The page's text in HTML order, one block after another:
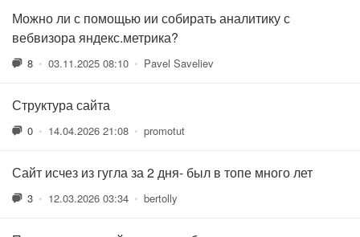
Можно ли с помощью ии собирать аналитику с
вебвизора яндекс.метрика?
8 • 03.11.2025 08:10 • Pavel Saveliev
Структура сайта
0 • 14.04.2026 21:08 • promotut
Сайт исчез из гугла за 2 дня- был в топе много лет
3 • 12.03.2026 03:34 • bertolly